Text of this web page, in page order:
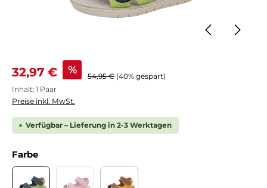
Verkaufspreis:
32,97 € % Regulärer Preis:
54,95 € (40% gespart)
Inhalt: 1 Paar
Preise inkl. MwSt.
Verfügbar – Lieferung in 2-3 Werktagen
Farbeauswählen